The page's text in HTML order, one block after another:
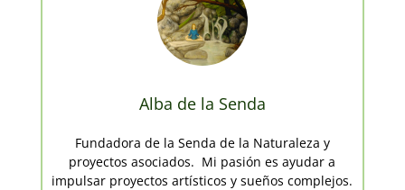
Alba de la Senda
Fundadora de la Senda de la Naturaleza y
proyectos asociados. Mi pasión es ayudar a
impulsar proyectos artísticos y sueños complejos.